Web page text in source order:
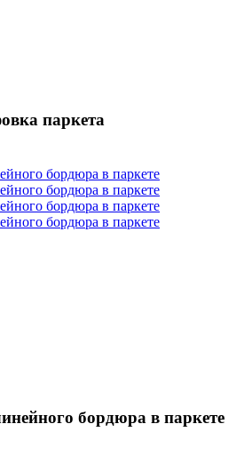
паркета
бордюра в паркете